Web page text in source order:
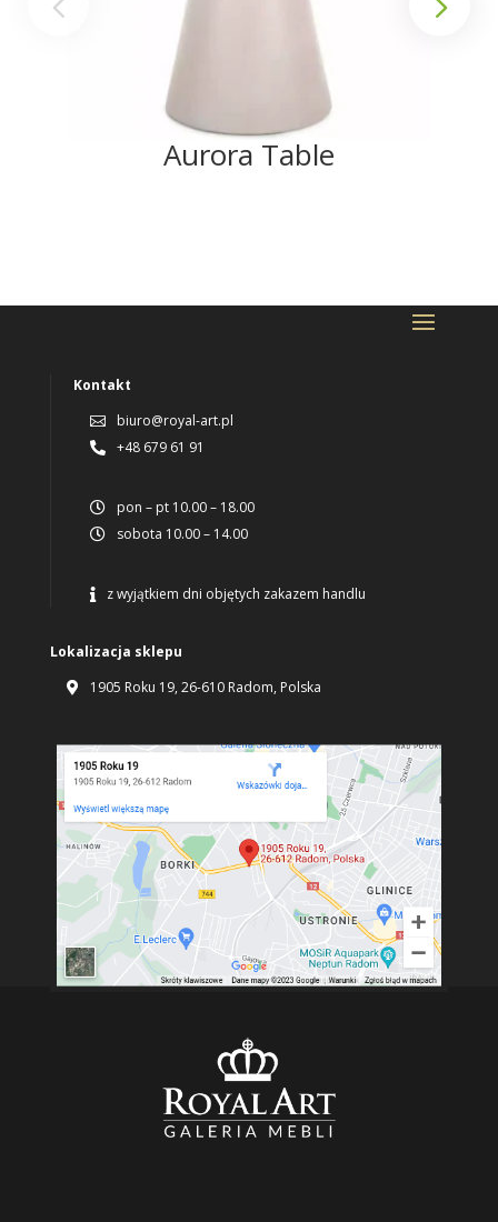
Aurora Table
Kontakt
 biuro@royal-art.pl
 +48 679 61 91
 pon – pt 10.00 – 18.00
 sobota 10.00 – 14.00
 z wyjątkiem dni objętych zakazem handlu
Lokalizacja sklepu
 1905 Roku 19, 26-610 Radom, Polska